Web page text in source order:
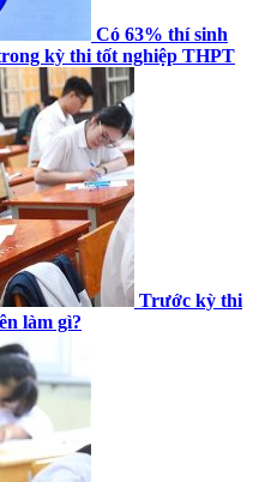
Có 63% thí sinh
kỳ thi tốt nghiệp THPT
Trước kỳ thi
làm gì?